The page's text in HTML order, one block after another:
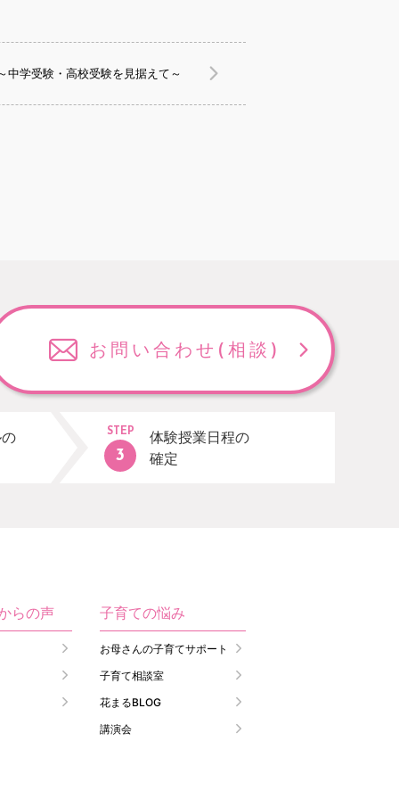
学受験・高校受験を見据えて～
お問い合わせ (相談)
STEP
体験授業日程の
確定
らの声 子育ての悩み
お母さんの子育てサポート
子育て相談室
花まるBLOG
講演会